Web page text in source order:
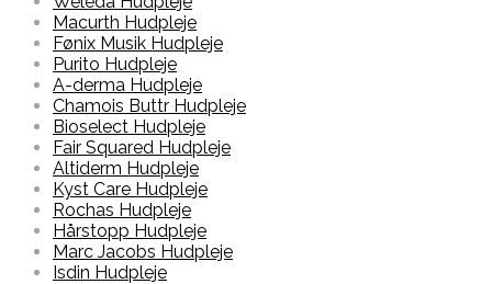
Macurth Hudpleje
Fønix Musik Hudpleje
Purito Hudpleje
A-derma Hudpleje
Chamois Buttr Hudpleje
Bioselect Hudpleje
Fair Squared Hudpleje
Altiderm Hudpleje
Kyst Care Hudpleje
Rochas Hudpleje
Hårstopp Hudpleje
Marc Jacobs Hudpleje
Isdin Hudpleje